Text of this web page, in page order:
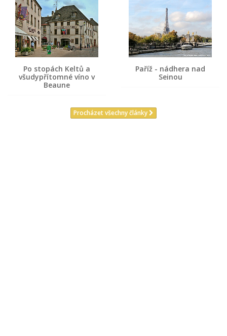
Po stopách Keltů a
všudypřítomné víno v
Beaune
Paříž - nádhera nad
Seinou
Procházet všechny články